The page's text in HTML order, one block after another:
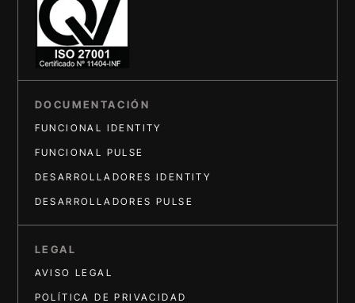
DOCUMENTACIÓN
FUNCIONAL IDENTITY
FUNCIONAL PULSE
DESARROLLADORES IDENTITY
DESARROLLADORES PULSE
LEGAL
AVISO LEGAL
POLÍTICA DE PRIVACIDAD